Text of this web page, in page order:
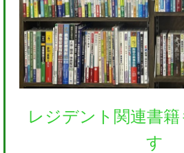
レジデント関連書籍
す